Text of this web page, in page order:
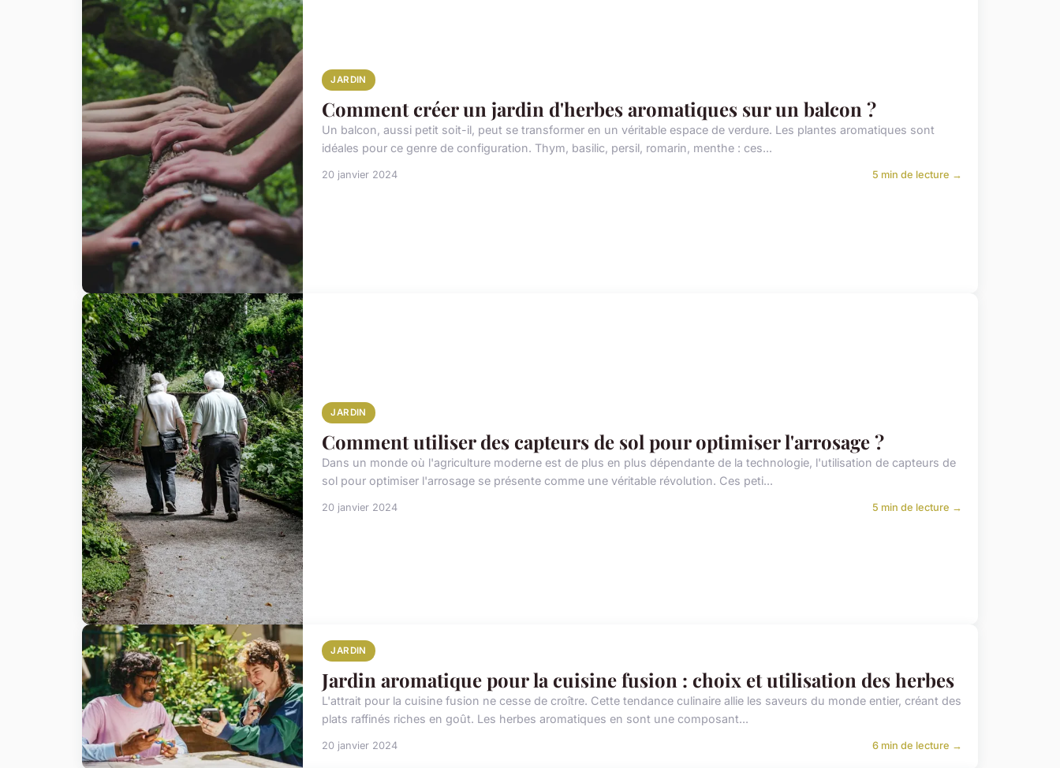
JARDIN
Comment créer un jardin d'herbes aromatiques sur un balcon ?
Un balcon, aussi petit soit-il, peut se transformer en un véritable espace de verdure. Les plantes aromatiques sont
idéales pour ce genre de configuration. Thym, basilic, persil, romarin, menthe : ces...
20 janvier 2024 5 min de lecture →
JARDIN
Comment utiliser des capteurs de sol pour optimiser l'arrosage ?
Dans un monde où l'agriculture moderne est de plus en plus dépendante de la technologie, l'utilisation de capteurs de
sol pour optimiser l'arrosage se présente comme une véritable révolution. Ces peti...
20 janvier 2024 5 min de lecture →
JARDIN
Jardin aromatique pour la cuisine fusion : choix et utilisation des herbes
L'attrait pour la cuisine fusion ne cesse de croître. Cette tendance culinaire allie les saveurs du monde entier, créant des
plats raffinés riches en goût. Les herbes aromatiques en sont une composant...
20 janvier 2024 6 min de lecture →